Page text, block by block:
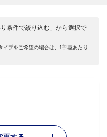
条件で絞り込む」から選択で
プをご希望の場合は、1部屋あたり